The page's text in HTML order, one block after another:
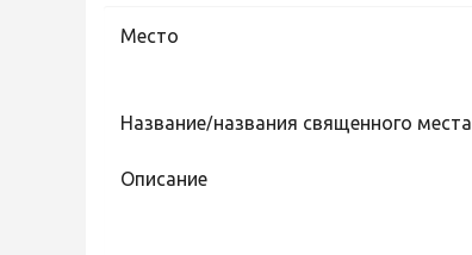
Место
Название/названия священного места
Описание